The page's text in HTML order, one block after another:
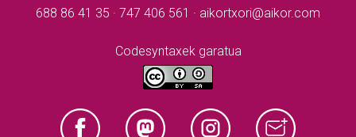
688 86 41 35 · 747 406 561 · aikortxori@aikor.com
Codesyntaxek garatua